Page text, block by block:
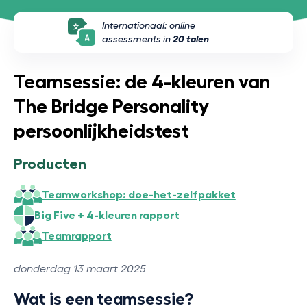
Internationaal: online
assessments in 20 talen
Teamsessie: de 4-kleuren van
The Bridge Personality
persoonlijkheidstest
Producten
Teamworkshop: doe-het-zelfpakket
Big Five + 4-kleuren rapport
Teamrapport
donderdag 13 maart 2025
Wat is een teamsessie?